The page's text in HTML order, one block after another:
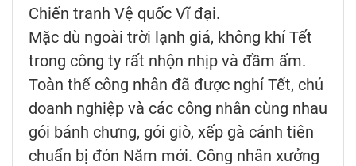
Chiến tranh Vệ quốc Vĩ đại.
Mặc dù ngoài trời lạnh giá, không khí Tết
trong công ty rất nhộn nhịp và đầm ấm.
Toàn thể công nhân đã được nghỉ Tết, chủ
doanh nghiệp và các công nhân cùng nhau
gói bánh chưng, gói giò, xếp gà cánh tiên
chuẩn bị đón Năm mới. Công nhân xưởng